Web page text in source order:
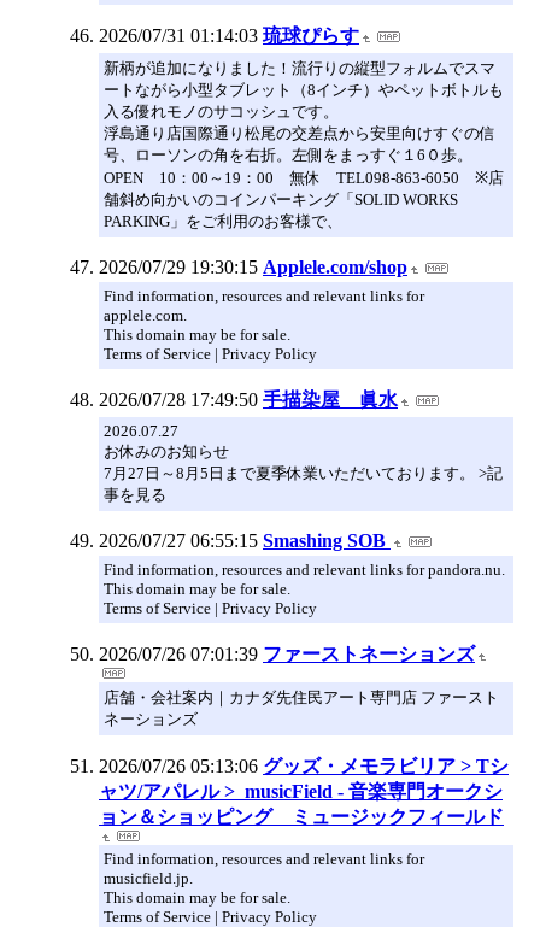
2026/07/31 01:14:03 琉球ぴらす
新柄が追加になりました！流行りの縦型フォルムでスマ
ートながら小型タブレット（8インチ）やペットボトルも
入る優れモノのサコッシュです。
浮島通り店国際通り松尾の交差点から安里向けすぐの信
号、ローソンの角を右折。左側をまっすぐ１6０歩。
OPEN 10：00～19：00 無休 TEL098-863-6050 ※店
舗斜め向かいのコインパーキング「SOLID WORKS
PARKING」をご利用のお客様で、
2026/07/29 19:30:15 Applele.com/shop
Find information, resources and relevant links for
applele.com.
This domain may be for sale.
Terms of Service | Privacy Policy
2026/07/28 17:49:50 手描染屋 眞水
2026.07.27
お休みのお知らせ
7月27日～8月5日まで夏季休業いただいております。 >記
事を見る
2026/07/27 06:55:15 Smashing SOB
Find information, resources and relevant links for pandora.nu.
This domain may be for sale.
Terms of Service | Privacy Policy
2026/07/26 07:01:39 ファーストネーションズ
店舗・会社案内｜カナダ先住民アート専門店 ファースト
ネーションズ
2026/07/26 05:13:06 グッズ・メモラビリア > Tシ
ャツ/アパレル > musicField - 音楽専門オークシ
ョン＆ショッピング ミュージックフィールド
Find information, resources and relevant links for
musicfield.jp.
This domain may be for sale.
Terms of Service | Privacy Policy